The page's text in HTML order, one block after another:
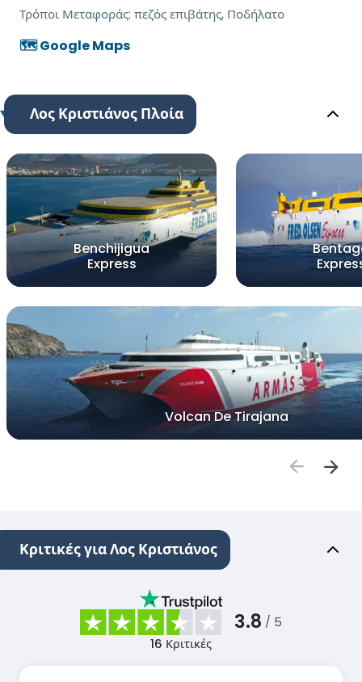
Τρόποι Μεταφοράς: πεζός επιβάτης, Ποδήλατο
🗺️ Google Maps
Λος Κριστιάνος Πλοία
Benchijigua
Express
Volcan De Tirajana
Κριτικές για Λος Κριστιάνος
3.8 / 5
16 Κριτικές